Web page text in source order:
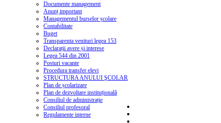
Documente management
Anunț important
Managementul burselor școlare
Contabilitate
Buget
Transparenta venituri legea 153
Declarații avere și interese
Legea 544 din 2001
Posturi vacante
Procedura transfer elevi
STRUCTURA ANULUI ŞCOLAR
Plan de școlarizare
Plan de dezvoltare instituțională
Consiliul de administrație
Consiliul profesoral
Regulamente interne